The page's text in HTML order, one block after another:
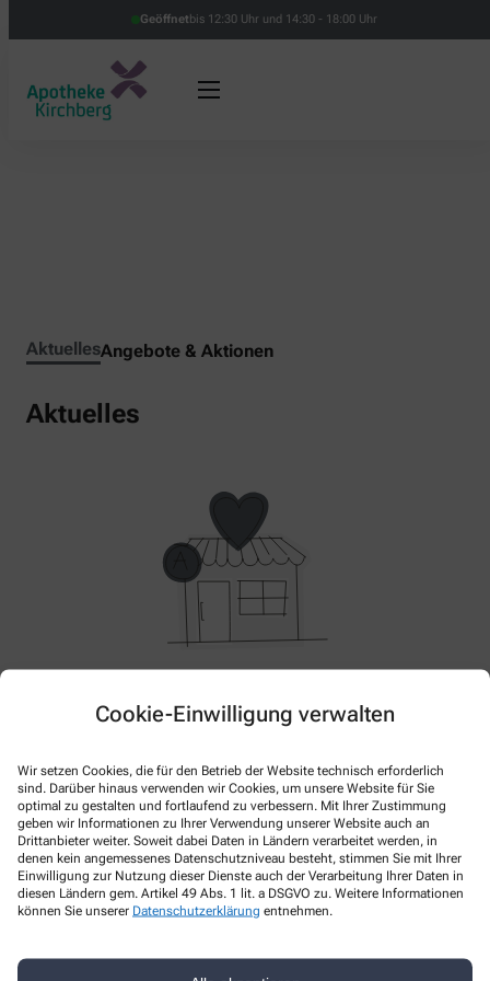
Cookie-Einwilligung verwalten
Wir setzen Cookies, die für den Betrieb der Website technisch erforderlich
sind. Darüber hinaus verwenden wir Cookies, um unsere Website für Sie
optimal zu gestalten und fortlaufend zu verbessern. Mit Ihrer Zustimmung
geben wir Informationen zu Ihrer Verwendung unserer Website auch an
Drittanbieter weiter. Soweit dabei Daten in Ländern verarbeitet werden, in
denen kein angemessenes Datenschutzniveau besteht, stimmen Sie mit Ihrer
Einwilligung zur Nutzung dieser Dienste auch der Verarbeitung Ihrer Daten in
diesen Ländern gem. Artikel 49 Abs. 1 lit. a DSGVO zu. Weitere Informationen
können Sie unserer Datenschutzerklärung entnehmen.
Geöffnetbis 12:30 Uhr und 14:30 - 18:00 Uhr
AktuellesAngebote & Aktionen
Aktuelles
später wieder vorbei!